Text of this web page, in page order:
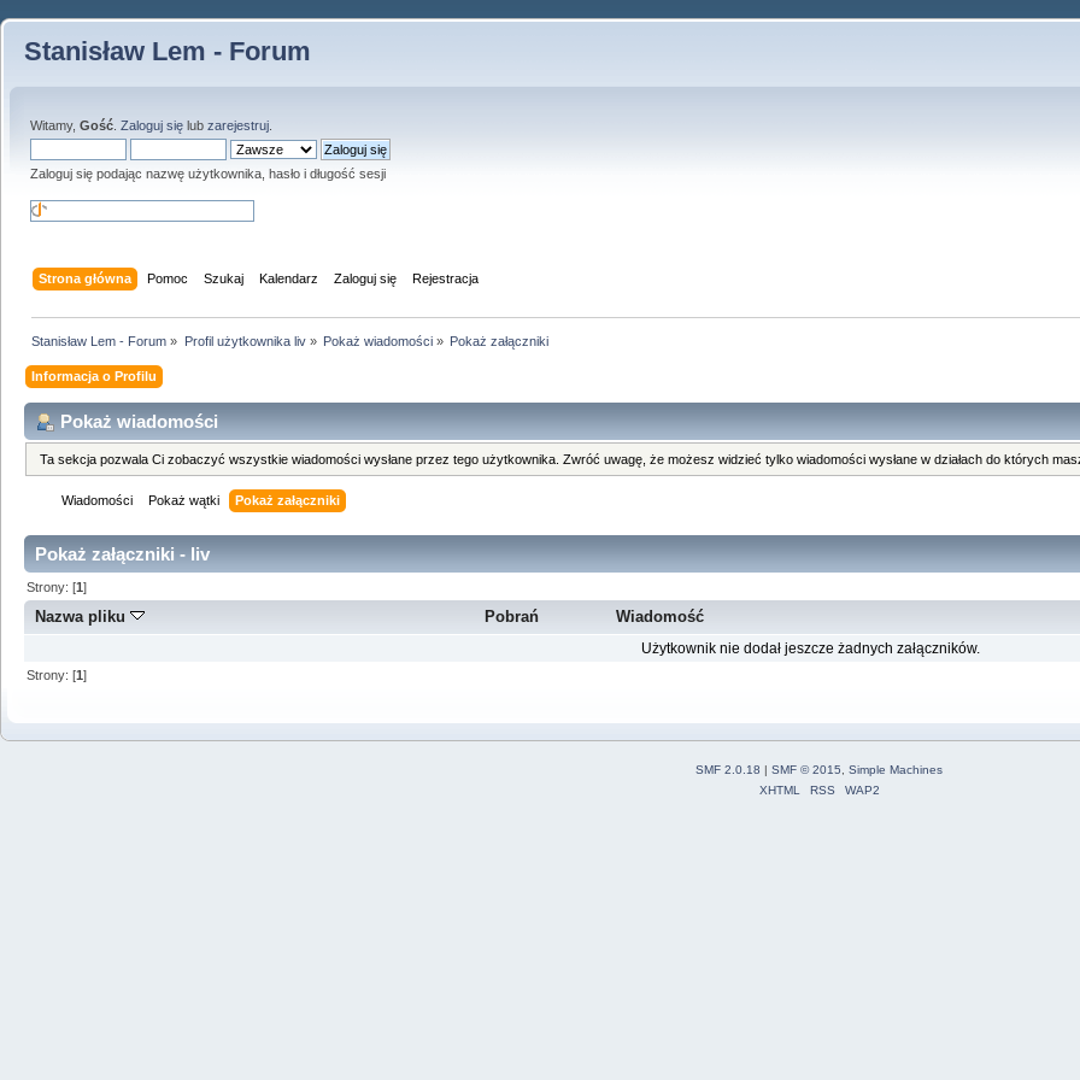
Stanisław Lem - Forum
Witamy, Gość Zaloguj się lub zarejestruj
Zaloguj się podając nazwę użytkownika, hasło i długość sesji
Strona główna Pomoc Szukaj Kalendarz Zaloguj się Rejestracja
Stanisław Lem - Forum » Profil użytkownika liv» Pokaż wiadomości» Pokaż załączniki
Informacja o Profilu
Pokaż wiadomości
Ta sekcja pozwala Ci zobaczyć wszystkie wiadomości wysłane przez tego użytkownika. Zwróć uwagę, że możesz widzieć tylko wiadomości wysłane w działach do których
Wiadomości Pokaż wątki Pokaż załączniki
Pokaż załączniki - liv
Strony: [1]
Nazwa pliku Pobrań Wiadomość
Użytkownik nie dodał jeszcze żadnych załączników.
Strony: [1]
SMF 2.0.18 | SMF © 2015
Simple Machines
XHTML
RSS WAP2